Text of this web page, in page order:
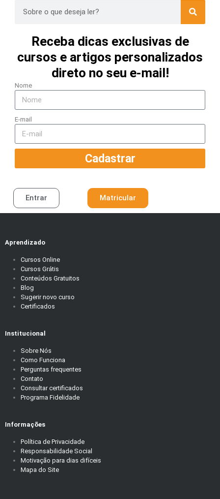
Receba dicas exclusivas de
cursos e artigos personalizados
direto no seu e-mail!
Nome
E-mail
Cadastrar
Entrar Matricular
Aprendizado
Cursos Online
Cursos Grátis
Conteúdos Gratuitos
Blog
Sugerir novo curso
Certificados
Institucional
Sobre Nós
Como Funciona
Perguntas frequentes
Contato
Consultar certificados
Programa Fidelidade
Informações
Política de Privacidade
Responsabilidade Social
Motivação para dias difíceis
Mapa do Site